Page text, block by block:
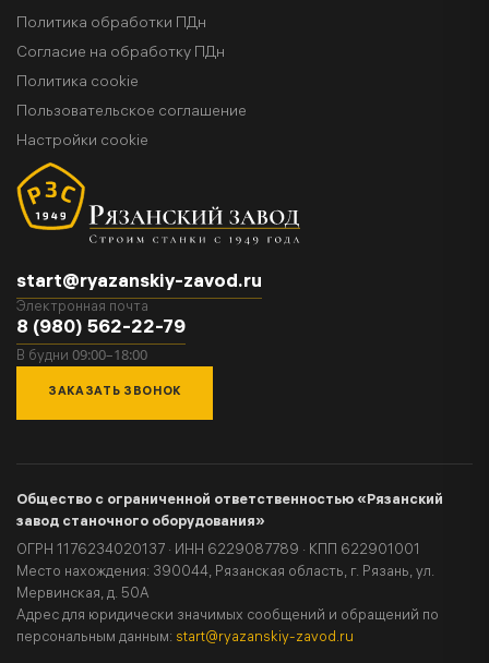
start@ryazanskiy-zavod.ru
Электронная почта
8 (980) 562-22-79
В будни 09:00–18:00
ЗАКАЗАТЬ ЗВОНОК
Политика обработки ПДн
Согласие на обработку ПДн
Политика cookie
Пользовательское соглашение
Настройки cookie
Общество с ограниченной ответственностью «Рязанский
завод станочного оборудования»
ОГРН 1176234020137 · ИНН 6229087789 · КПП 622901001
Место нахождения: 390044, Рязанская область, г. Рязань, ул.
Мервинская, д. 50А
Адрес для юридически значимых сообщений и обращений по
персональным данным: start@ryazanskiy-zavod.ru